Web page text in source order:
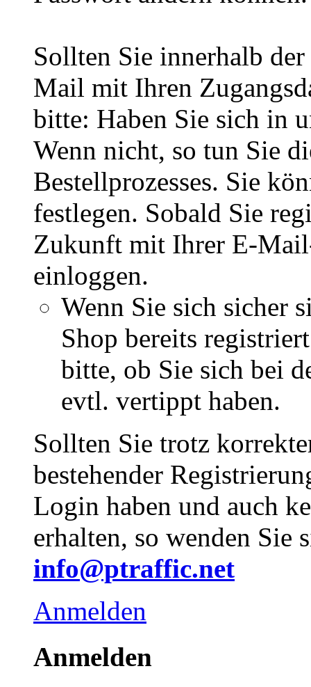
Sollten Sie innerhalb
Mail mit Ihren
bitte: Haben Sie sich in
Wenn nicht, so tun Sie
Bestellprozesses. Sie
festlegen. Sobald Sie
Zukunft mit Ihrer E-
einloggen.
Wenn Sie sich sicher
Shop bereits
bitte, ob Sie sich bei
evtl. vertippt haben.
Sollten Sie trotz
bestehender
Login haben und auch
erhalten, so wenden
info@ptraffic.net
Anmelden
Anmelden